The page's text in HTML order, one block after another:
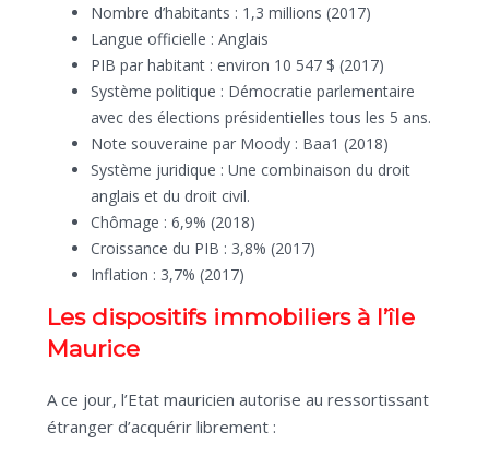
Nombre d’habitants : 1,3 millions (2017)
Langue officielle : Anglais
PIB par habitant : environ 10 547 $ (2017)
Système politique : Démocratie parlementaire
avec des élections présidentielles tous les 5 ans.
Note souveraine par Moody : Baa1 (2018)
Système juridique : Une combinaison du droit
anglais et du droit civil.
Chômage : 6,9% (2018)
Croissance du PIB : 3,8% (2017)
Inflation : 3,7% (2017)
Les dispositifs immobiliers à l’île
Maurice
A ce jour, l’Etat mauricien autorise au ressortissant
étranger d’acquérir librement :